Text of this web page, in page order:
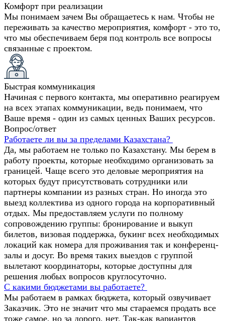
Комфорт при реализации
Мы понимаем зачем Вы обращаетесь к нам. Чтобы не
переживать за качество мероприятия, комфорт - это то,
что мы обеспечиваем беря под контроль все вопросы
связанные с проектом.
Быстрая коммуникация
Начиная с первого контакта, мы оперативно реагируем
на всех этапах коммуникации, ведь понимаем, что
Ваше время - один из самых ценных Ваших ресурсов.
Вопрос/ответ
Работаете ли вы за пределами Казахстана?
Да, мы работаем не только по Казахстану. Мы берем в
работу проекты, которые необходимо организовать за
границей. Чаще всего это деловые мероприятия на
которых будут присутствовать сотрудники или
партнеры компании из разных стран. Но иногда это
выезд коллектива из одного города на корпоративный
отдых. Мы предоставляем услуги по полному
сопровождению группы: бронирование и выкуп
билетов, визовая поддержка, букинг всех необходимых
локаций как номера для проживания так и конференц-
залы и досуг. Во время таких выездов с группой
вылетают координаторы, которые доступны для
решения любых вопросов круглосуточно.
С какими бюджетами вы работаете?
Мы работаем в рамках бюджета, который озвучивает
Заказчик. Это не значит что мы стараемся продать все
тоже самое, но за дорого, нет. Так-как вариантов